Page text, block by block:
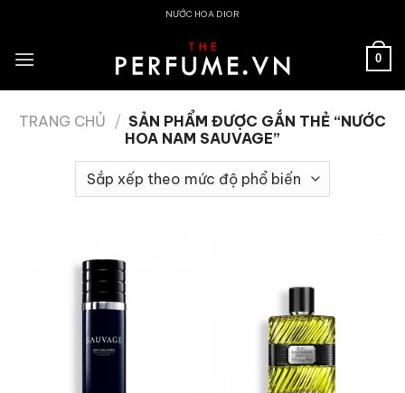
content
NƯỚC HOA DIOR
0
TRANG CHỦ / SẢN PHẨM ĐƯỢC GẮN THẺ “NƯỚC
HOA NAM SAUVAGE”